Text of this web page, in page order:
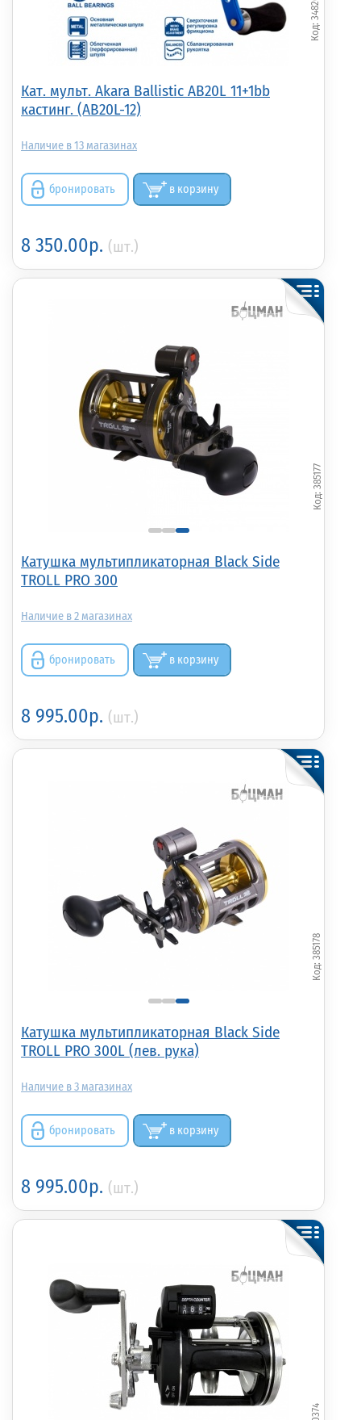
Кат. мульт. Akara Ballistic AB20L 11+1bb
кастинг. (AB20L-12)
13
бронировать в корзину
8 350.00р. (шт.)
Катушка мультипликаторная Black Side
TROLL PRO 300
385177
2
бронировать в корзину
8 995.00р. (шт.)
Катушка мультипликаторная Black Side
TROLL PRO 300L (лев. рука)
385178
3
бронировать в корзину
8 995.00р. (шт.)